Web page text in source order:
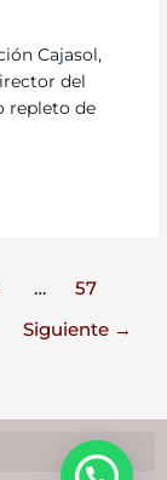
Cajasol,
del
repleto de
…
57
Siguiente →